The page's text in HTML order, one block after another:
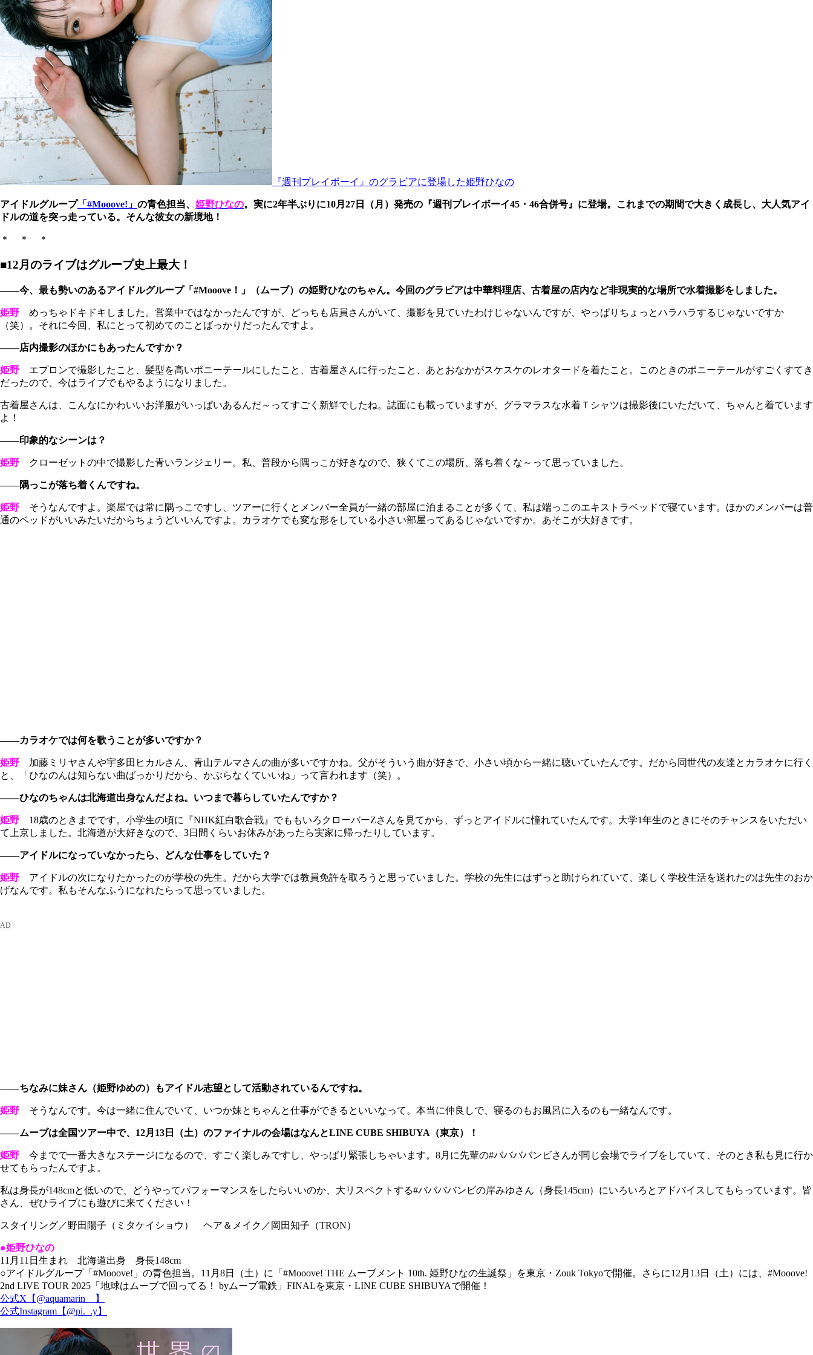
『週刊プレイボーイ』のグラビアに登場した姫野ひなの
アイドルグループ「#Mooove!」 の青色担当、 姫野ひなの。実に2年半ぶりに10月27日（月）発売の『週刊プレイボーイ45・46合併号』に登場。これまでの期間で大きく成長し、大人気アイ
ドルの道を突っ走っている。そんな彼女の新境地！
＊ ＊ ＊
■12月のライブはグループ史上最大！
――今、最も勢いのあるアイドルグループ「#Mooove！」（ムーブ）の姫野ひなのちゃん。今回のグラビアは中華料理店、古着屋の店内など非現実的な場所で水着撮影をしました。
姫野 めっちゃドキドキしました。営業中ではなかったんですが、どっちも店員さんがいて、撮影を見ていたわけじゃないんですが、やっぱりちょっとハラハラするじゃないですか
（笑）。それに今回、私にとって初めてのことばっかりだったんですよ。
――店内撮影のほかにもあったんですか？
姫野 エプロンで撮影したこと、髪型を高いポニーテールにしたこと、古着屋さんに行ったこと、あとおなかがスケスケのレオタードを着たこと。このときのポニーテールがすごくすてき
だったので、今はライブでもやるようになりました。
古着屋さんは、こんなにかわいいお洋服がいっぱいあるんだ～ってすごく新鮮でしたね。誌面にも載っていますが、グラマラスな水着Ｔシャツは撮影後にいただいて、ちゃんと着ています
よ！
――印象的なシーンは？
姫野 クローゼットの中で撮影した青いランジェリー。私、普段から隅っこが好きなので、狭くてこの場所、落ち着くな～って思っていました。
――隅っこが落ち着くんですね。
姫野 そうなんですよ。楽屋では常に隅っこですし、ツアーに行くとメンバー全員が一緒の部屋に泊まることが多くて、私は端っこのエキストラベッドで寝ています。ほかのメンバーは普
通のベッドがいいみたいだからちょうどいいんですよ。カラオケでも変な形をしている小さい部屋ってあるじゃないですか。あそこが大好きです。
――カラオケでは何を歌うことが多いですか？
姫野 加藤ミリヤさんや宇多田ヒカルさん、青山テルマさんの曲が多いですかね。父がそういう曲が好きで、小さい頃から一緒に聴いていたんです。だから同世代の友達とカラオケに行く
と、「ひなのんは知らない曲ばっかりだから、かぶらなくていいね」って言われます（笑）。
――ひなのちゃんは北海道出身なんだよね。いつまで暮らしていたんですか？
姫野 18歳のときまでです。小学生の頃に『NHK紅白歌合戦』でももいろクローバーZさんを見てから、ずっとアイドルに憧れていたんです。大学1年生のときにそのチャンスをいただい
て上京しました。北海道が大好きなので、3日間くらいお休みがあったら実家に帰ったりしています。
――アイドルになっていなかったら、どんな仕事をしていた？
姫野 アイドルの次になりたかったのが学校の先生。だから大学では教員免許を取ろうと思っていました。学校の先生にはずっと助けられていて、楽しく学校生活を送れたのは先生のおか
げなんです。私もそんなふうになれたらって思っていました。
――ちなみに妹さん（姫野ゆめの）もアイドル志望として活動されているんですね。
姫野 そうなんです。今は一緒に住んでいて、いつか妹とちゃんと仕事ができるといいなって。本当に仲良しで、寝るのもお風呂に入るのも一緒なんです。
――ムーブは全国ツアー中で、12月13日（土）のファイナルの会場はなんとLINE CUBE SHIBUYA（東京）！
姫野 今までで一番大きなステージになるので、すごく楽しみですし、やっぱり緊張しちゃいます。8月に先輩の#ババババンビさんが同じ会場でライブをしていて、そのとき私も見に行か
せてもらったんですよ。
私は身長が148cmと低いので、どうやってパフォーマンスをしたらいいのか、大リスペクトする#ババババンビの岸みゆさん（身長145cm）にいろいろとアドバイスしてもらっています。皆
さん、ぜひライブにも遊びに来てください！
スタイリング／野田陽子（ミタケイショウ） ヘア＆メイク／岡田知子（TRON）
●姫野ひなの
11月11日生まれ 北海道出身 身長148cm
○アイドルグループ「#Mooove!」の青色担当。11月8日（土）に「#Mooove! THE ムーブメント 10th. 姫野ひなの生誕祭」を東京・Zouk Tokyoで開催。さらに12月13日（土）には、#Mooove!
2nd LIVE TOUR 2025「地球はムーブで回ってる！ byムーブ電鉄」FINALを東京・LINE CUBE SHIBUYAで開催！
公式X【@aquamarin__】
公式Instagram【@pi._.y】